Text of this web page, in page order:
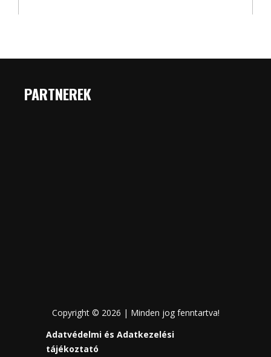
PARTNEREK
Copyright © 2026 | Minden jog fenntartva!
Adatvédelmi és Adatkezelési
tájékoztató